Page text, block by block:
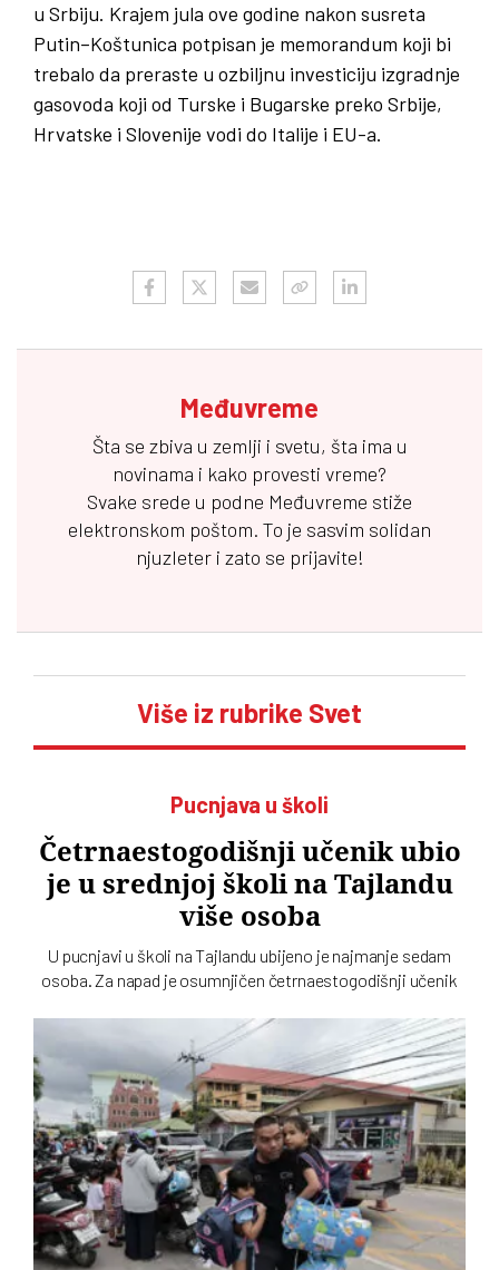
u Srbiju. Krajem jula ove godine nakon susreta
Putin–Koštunica potpisan je memorandum koji bi
trebalo da preraste u ozbiljnu investiciju izgradnje
gasovoda koji od Turske i Bugarske preko Srbije,
Hrvatske i Slovenije vodi do Italije i EU-a.
Međuvreme
Šta se zbiva u zemlji i svetu, šta ima u
novinama i kako provesti vreme?
Svake srede u podne Međuvreme stiže
elektronskom poštom. To je sasvim solidan
njuzleter i zato se prijavite!
Više iz rubrike Svet
Pucnjava u školi
Četrnaestogodišnji učenik ubio
je u srednjoj školi na Tajlandu
više osoba
U pucnjavi u školi na Tajlandu ubijeno je najmanje sedam
osoba. Za napad je osumnjičen četrnaestogodišnji učenik